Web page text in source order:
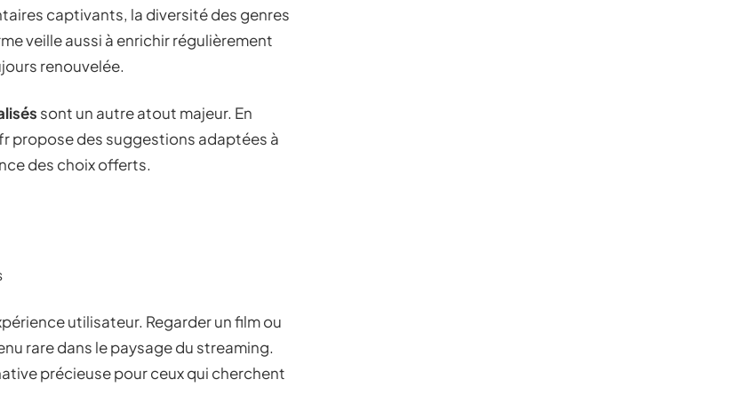
captivants, la diversité des genres
veille aussi à enrichir régulièrement
renouvelée.
sont un autre atout majeur. En
propose des suggestions adaptées à
des choix offerts.
utilisateur. Regarder un film ou
rare dans le paysage du streaming.
précieuse pour ceux qui cherchent